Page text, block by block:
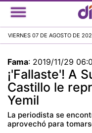
VIERNES 07 DE AGOSTO DE
Fama: 2019/11/29
¡'Fallaste'! A
Castillo le
Yemil
La periodista se
aprovechó para